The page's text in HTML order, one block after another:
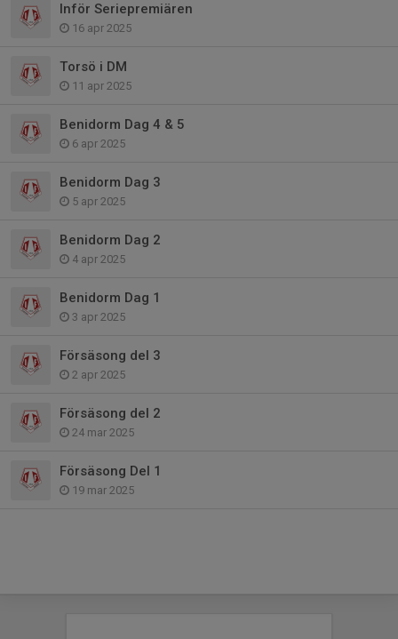
Inför Seriepremiären
16 apr 2025
Torsö i DM
11 apr 2025
Benidorm Dag 4 & 5
6 apr 2025
Benidorm Dag 3
5 apr 2025
Benidorm Dag 2
4 apr 2025
Benidorm Dag 1
3 apr 2025
Försäsong del 3
2 apr 2025
Försäsong del 2
24 mar 2025
Försäsong Del 1
19 mar 2025